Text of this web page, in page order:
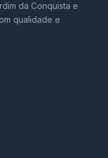
da Conquista e
qualidade e